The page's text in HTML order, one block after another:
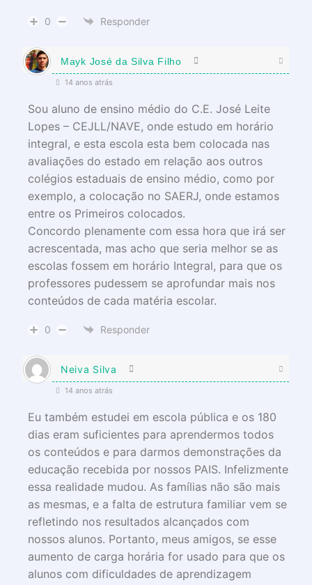
0 Responder
Mayk José da Silva Filho
14 anos atrás
Sou aluno de ensino médio do C.E. José Leite
Lopes – CEJLL/NAVE, onde estudo em horário
integral, e esta escola esta bem colocada nas
avaliações do estado em relação aos outros
colégios estaduais de ensino médio, como por
exemplo, a colocação no SAERJ, onde estamos
entre os Primeiros colocados.
Concordo plenamente com essa hora que irá ser
acrescentada, mas acho que seria melhor se as
escolas fossem em horário Integral, para que os
professores pudessem se aprofundar mais nos
conteúdos de cada matéria escolar.
0 Responder
Neiva Silva
14 anos atrás
Eu também estudei em escola pública e os 180
dias eram suficientes para aprendermos todos
os conteúdos e para darmos demonstrações da
educação recebida por nossos PAIS. Infelizmente
essa realidade mudou. As famílias não são mais
as mesmas, e a falta de estrutura familiar vem se
refletindo nos resultados alcançados com
nossos alunos. Portanto, meus amigos, se esse
aumento de carga horária for usado para que os
alunos com dificuldades de aprendizagem